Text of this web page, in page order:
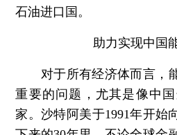
石油进口国。
助力实现中国
对于所有经济体而言，
重要的问题，尤其是像中
家。沙特阿美于1991年开始